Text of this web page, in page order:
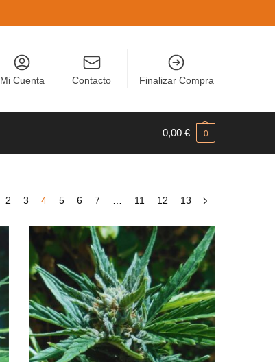
Mi Cuenta Contacto Finalizar Compra
0,00 € 0
2 3 4 5 6 7 11 12 13